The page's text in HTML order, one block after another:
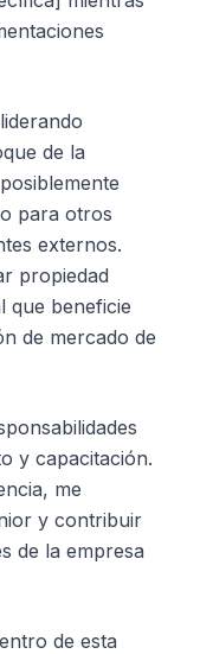
de la
para otros
externos.
propiedad
que beneficie
de mercado de
y capacitación.
me
y contribuir
de la empresa
de esta